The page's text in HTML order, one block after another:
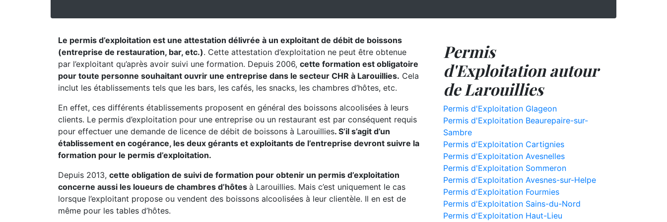
Le permis d’exploitation est une attestation délivrée à un exploitant de débit de boissons
(entreprise de restauration, bar, etc.). Cette attestation d’exploitation ne peut être obtenue
par l’exploitant qu’après avoir suivi une formation. Depuis 2006, cette formation est obligatoire
pour toute personne souhaitant ouvrir une entreprise dans le secteur CHR à Larouillies. Cela
inclut les établissements tels que les bars, les cafés, les snacks, les chambres d’hôtes, etc.
En effet, ces différents établissements proposent en général des boissons alcoolisées à leurs
clients. Le permis d’exploitation pour une entreprise ou un restaurant est par conséquent requis
pour effectuer une demande de licence de débit de boissons à Larouillies. S’il s’agit d’un
établissement en cogérance, les deux gérants et exploitants de l’entreprise devront suivre la
formation pour le permis d’exploitation.
Depuis 2013, cette obligation de suivi de formation pour obtenir un permis d’exploitation
concerne aussi les loueurs de chambres d’hôtes à Larouillies. Mais c’est uniquement le cas
lorsque l’exploitant propose ou vendent des boissons alcoolisées à leur clientèle. Il en est de
même pour les tables d’hôtes.
Permis
d'Exploitation autour
de Larouillies
Permis d'Exploitation Glageon
Permis d'Exploitation Beaurepaire-sur-
Sambre
Permis d'Exploitation Cartignies
Permis d'Exploitation Avesnelles
Permis d'Exploitation Sommeron
Permis d'Exploitation Avesnes-sur-Helpe
Permis d'Exploitation Fourmies
Permis d'Exploitation Sains-du-Nord
Permis d'Exploitation Haut-Lieu